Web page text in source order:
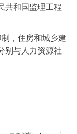
共和国监理工程
，住房和城乡建
别与人力资源社